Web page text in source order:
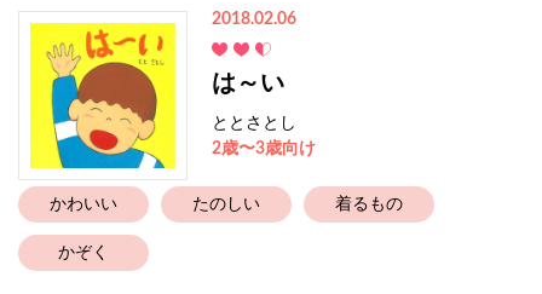
2018.02.06
は～い
ととさとし
2歳〜3歳向け
かわいい たのしい 着るもの
かぞく